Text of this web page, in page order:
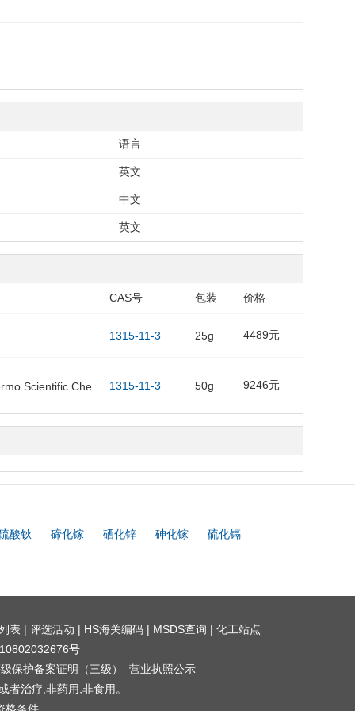
语言
英文
中文
英文
CAS号 包装 价格
1315-11-3 25g 4489元
Scientific Che 1315-11-3 50g 9246元
酸钬 碲化镓 硒化锌 砷化镓 硫化镉
表 | 评选活动 | HS海关编码 | MSDS查询 | 化工站点
号
保护备案证明（三级）
营业执照公示
治疗,非药用,非食用。